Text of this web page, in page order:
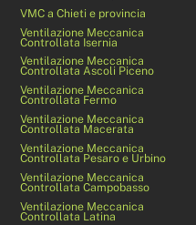
VMC a Chieti e provincia
Ventilazione Meccanica
Controllata Isernia
Ventilazione Meccanica
Controllata Ascoli Piceno
Ventilazione Meccanica
Controllata Fermo
Ventilazione Meccanica
Controllata Macerata
Ventilazione Meccanica
Controllata Pesaro e Urbino
Ventilazione Meccanica
Controllata Campobasso
Ventilazione Meccanica
Controllata Latina